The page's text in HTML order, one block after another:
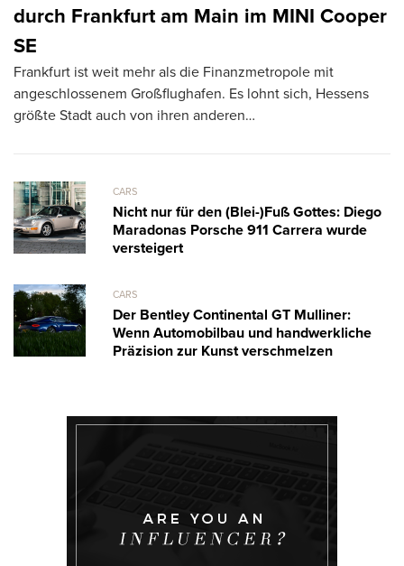
durch Frankfurt am Main im MINI Cooper
SE
Frankfurt ist weit mehr als die Finanzmetropole mit
angeschlossenem Großflughafen. Es lohnt sich, Hessens
größte Stadt auch von ihren anderen…
CARS
Nicht nur für den (Blei-)Fuß Gottes: Diego
Maradonas Porsche 911 Carrera wurde
versteigert
CARS
Der Bentley Continental GT Mulliner:
Wenn Automobilbau und handwerkliche
Präzision zur Kunst verschmelzen